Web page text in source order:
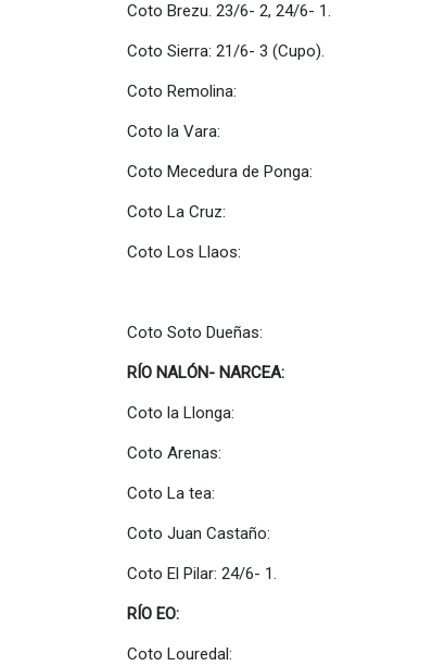
Coto Brezu. 23/6- 2, 24/6- 1.
Coto Sierra: 21/6- 3 (Cupo).
Coto Remolina: Total
Coto la Vara: Total la
Coto Mecedura de Ponga:
Coto La Cruz: Total la
Coto Los Llaos: Total
Coto Soto Dueñas: Total
RÍO NALÓN- NARCEA:
Coto la Llonga: Total La
Coto Arenas: Total
Coto La tea: Total la
Coto Juan Castaño: Total
Coto El Pilar: 24/6- 1. Total
RÍO EO:
Coto Louredal: Total